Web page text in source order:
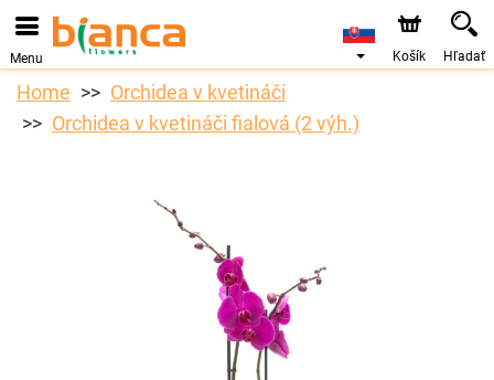
Menu Košík Hľadať
Home
Orchidea v kvetináči
Orchidea v kvetináči fialová (2 výh.)